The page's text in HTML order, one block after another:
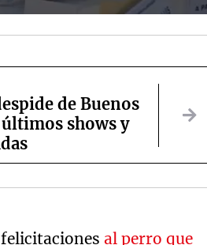
de Buenos
shows y
felicitacionesal perro que